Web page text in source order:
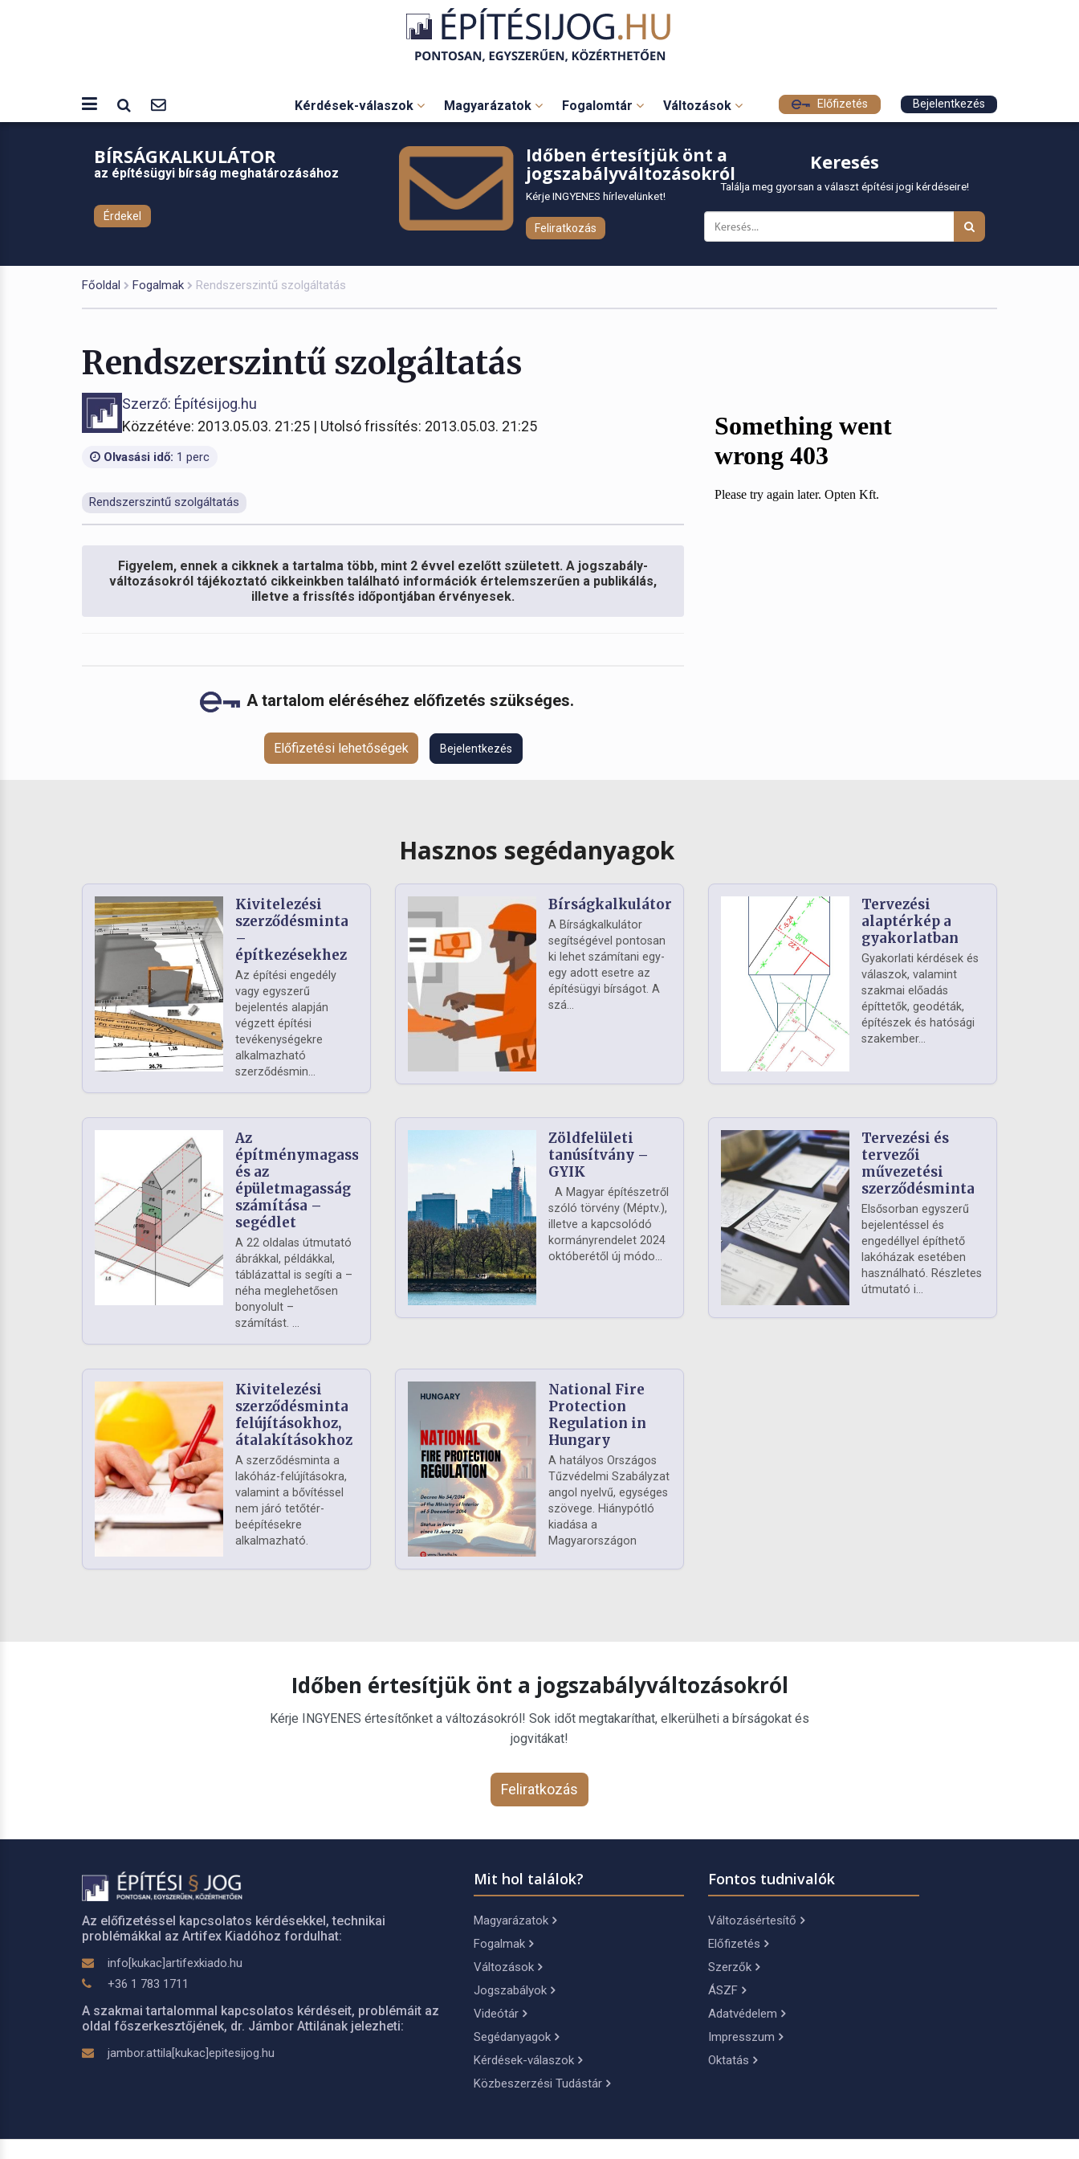
Kérdések-válaszok Magyarázatok Fogalomtár Változások Előfizetés Bejelentkezés
BÍRSÁGKALKULÁTOR
az építésügyi bírság meghatározásához
Érdekel
Időben értesítjük önt a
jogszabályváltozásokról
Kérje INGYENES hírlevelünket!
Feliratkozás
Keresés
Találja meg gyorsan a választ építési jogi kérdéseire!
Főoldal Fogalmak Rendszerszintű szolgáltatás
Rendszerszintű szolgáltatás
Szerző: Építésijog.hu
Közzétéve: 2013.05.03. 21:25 | Utolsó frissítés: 2013.05.03. 21:25
Olvasási idő: 1 perc
Rendszerszintű szolgáltatás
Figyelem, ennek a cikknek a tartalma több, mint 2 évvel ezelőtt született. A jogszabály-
változásokról tájékoztató cikkeinkben található információk értelemszerűen a publikálás,
illetve a frissítés időpontjában érvényesek.
A tartalom eléréséhez előfizetés szükséges.
Előfizetési lehetőségek Bejelentkezés
Hasznos segédanyagok
Kivitelezési
szerződésminta
–
építkezésekhez
Az építési engedély
vagy egyszerű
bejelentés alapján
végzett építési
tevékenységekre
alkalmazható
szerződésmin...
Bírságkalkulátor
A Bírságkalkulátor
segítségével pontosan
ki lehet számítani egy-
egy adott esetre az
építésügyi bírságot. A
szá...
Tervezési
alaptérkép a
gyakorlatban
Gyakorlati kérdések és
válaszok, valamint
szakmai előadás
építtetők, geodéták,
építészek és hatósági
szakember...
Az
építménymagasság
és az
épületmagasság
számítása –
segédlet
A 22 oldalas útmutató
ábrákkal, példákkal,
táblázattal is segíti a –
néha meglehetősen
bonyolult –
számítást. ...
Zöldfelületi
tanúsítvány –
GYIK
A Magyar építészetről
szóló törvény (Méptv.),
illetve a kapcsolódó
kormányrendelet 2024
októberétől új módo...
Tervezési és
tervezői
művezetési
szerződésminta
Elsősorban egyszerű
bejelentéssel és
engedéllyel építhető
lakóházak esetében
használható. Részletes
útmutató i...
Kivitelezési
szerződésminta
felújításokhoz,
átalakításokhoz
A szerződésminta a
lakóház-felújításokra,
valamint a bővítéssel
nem járó tetőtér-
beépítésekre
alkalmazható.
National Fire
Protection
Regulation in
Hungary
A hatályos Országos
Tűzvédelmi Szabályzat
angol nyelvű, egységes
szövege. Hiánypótló
kiadása a
Magyarországon
Időben értesítjük önt a jogszabályváltozásokról
Kérje INGYENES értesítőnket a változásokról! Sok időt megtakaríthat, elkerülheti a bírságokat és
jogvitákat!
Feliratkozás
Az előfizetéssel kapcsolatos kérdésekkel, technikai
problémákkal az Artifex Kiadóhoz fordulhat:
info[kukac]artifexkiado.hu
+36 1 783 1711
A szakmai tartalommal kapcsolatos kérdéseit, problémáit az
oldal főszerkesztőjének, dr. Jámbor Attilának jelezheti:
jambor.attila[kukac]epitesijog.hu
Mit hol találok?
Magyarázatok
Fogalmak
Változások
Jogszabályok
Videótár
Segédanyagok
Kérdések-válaszok
Közbeszerzési Tudástár
Fontos tudnivalók
Változásértesítő
Előfizetés
Szerzők
ÁSZF
Adatvédelem
Impresszum
Oktatás